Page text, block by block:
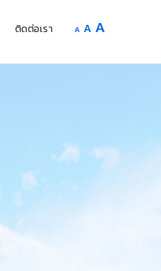
ติดต่อเรา A Decrease
A Reset
size.
A
size.